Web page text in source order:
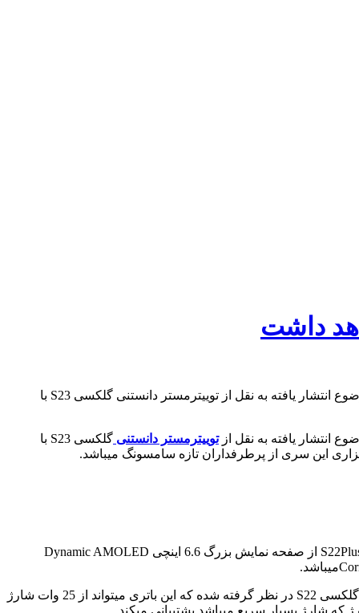
به احتساب اینکه امکان ارائه گوشی های پر طرفدار سامسونگ پیش از سال 2023نمی باشد اخبار فراوان و غیر قابل استنادی راجع به این موضوع انتشار یافته به نقل از توییترمستر دانستنی گلکسی S23 با
توییترمستر دانستنی
گلکسی S23 با
یاد اور این مطلب میباشد که S22 ازصفحه نمایش 6.1 اینچی Dynamic AMOLED 2X با شفافیت Full HDPlus بهره میگیرند .و نیز گلکسی S22Plus از صفحه نمایش بزرگ 6.6 اینچی Dynamic AMOLED
بنابر اطلاعات موجود در سری جدید چیپست پر قدرتی تعبیه شده است که این تغییر تنها تغییر این نسل خواهد بود . همچنین باتری 3700 برای گلکسی S22 در نظر گرفته شده که این باتری میتواند از 25 وات شارژ